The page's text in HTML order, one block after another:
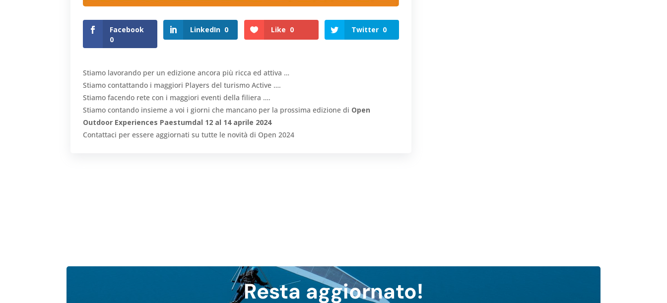
Facebook
0
LinkedIn 0 Like 0 Twitter 0
Stiamo lavorando per un edizione ancora più ricca ed attiva …
Stiamo contattando i maggiori Players del turismo Active ….
Stiamo facendo rete con i maggiori eventi della filiera ….
Stiamo contando insieme a voi i giorni che mancano per la prossima edizione di Open
Outdoor Experiences Paestumdal 12 al 14 aprile 2024
Contattaci per essere aggiornati su tutte le novità di Open 2024
Resta aggiornato!